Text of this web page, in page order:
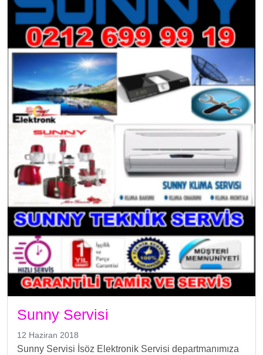
Sunny Servisi
12 Haziran 2018
Sunny Servisi İsöz Elektronik Servisi departmanımıza